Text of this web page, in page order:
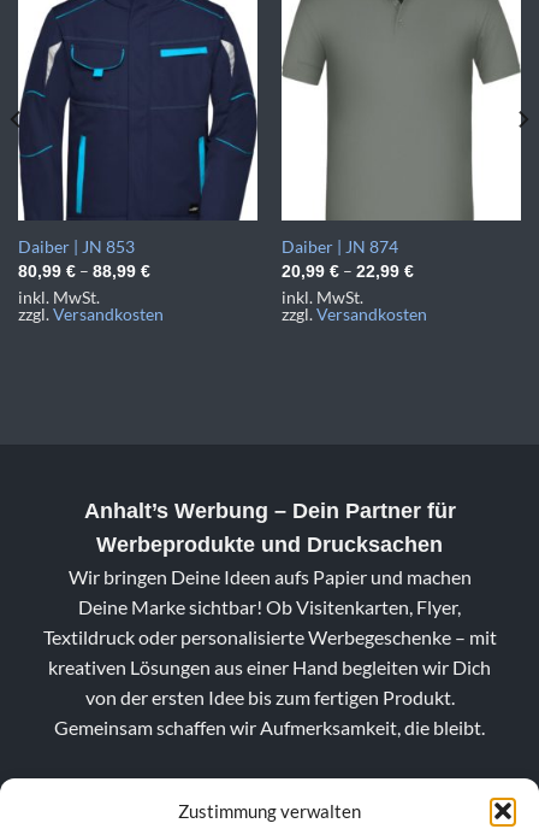
Zustimmung verwalten
Daiber | JN 853
80,99 €– 88,99 €
inkl. MwSt.
zzgl.Versandkosten
Daiber | JN 874
20,99 €– 22,99 €
inkl. MwSt.
zzgl.Versandkosten
Anhalt’s Werbung – Dein Partner für
Werbeprodukte und Drucksachen
Wir bringen Deine Ideen aufs Papier und machen
Deine Marke sichtbar! Ob Visitenkarten, Flyer,
Textildruck oder personalisierte Werbegeschenke – mit
kreativen Lösungen aus einer Hand begleiten wir Dich
von der ersten Idee bis zum fertigen Produkt.
Gemeinsam schaffen wir Aufmerksamkeit, die bleibt.